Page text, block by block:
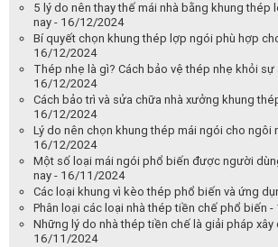
5 lý do nên thay thế mái nhà bằng khung thép
nay - 16/12/2024
Bí quyết chọn khung thép lợp ngói phù hợp
16/12/2024
Thép nhẹ là gì? Cách bảo vệ thép nhẹ khỏi sự
16/12/2024
Cách bảo trì và sửa chữa nhà xưởng khung
16/12/2024
Lý do nên chọn khung thép mái ngói cho ngôi
16/12/2024
Một số loại mái ngói phổ biến được người
nay - 16/11/2024
Các loại khung vì kèo thép phổ biến và ứng
Phân loại các loại nhà thép tiền chế phổ biến
Những lý do nhà thép tiền chế là giải pháp
16/11/2024